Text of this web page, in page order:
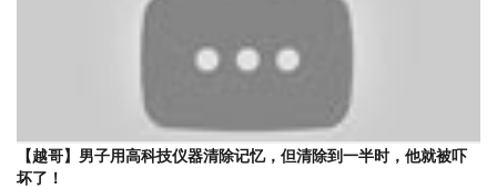
【越哥】男子用高科技仪器清除记忆，但清除到一半时，他就被吓
坏了！